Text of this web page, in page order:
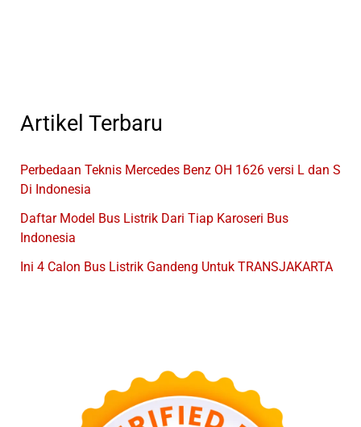
Artikel Terbaru
Perbedaan Teknis Mercedes Benz OH 1626 versi L dan S
Di Indonesia
Daftar Model Bus Listrik Dari Tiap Karoseri Bus
Indonesia
Ini 4 Calon Bus Listrik Gandeng Untuk TRANSJAKARTA